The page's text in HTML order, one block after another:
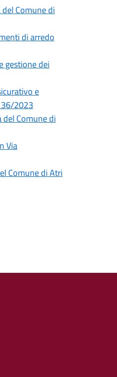
Comune di
di arredo
gestione dei
e
36/2023
Comune di
Via
Comune di Atri